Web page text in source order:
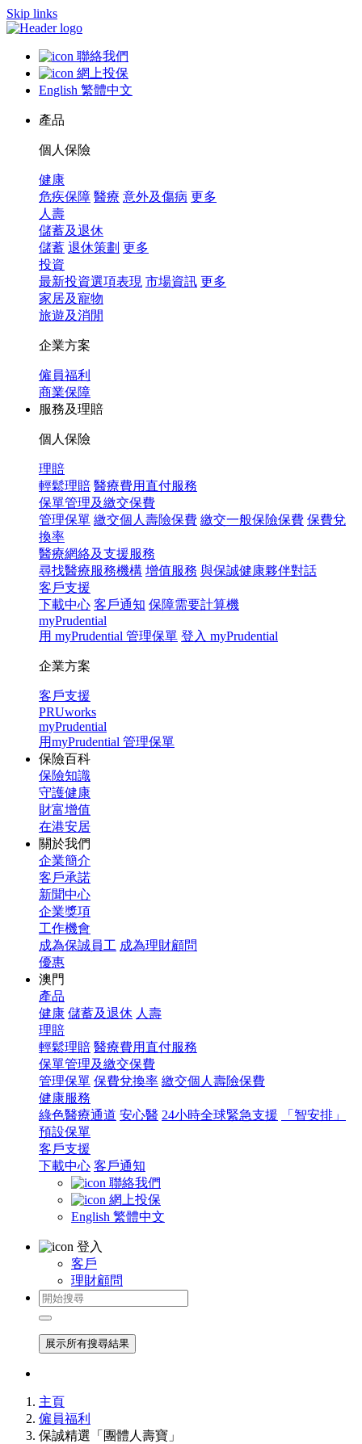
Skip links
聯絡我們
網上投保
English 繁體中文
產品
個人保險
健康
危疾保障 醫療 意外及傷病 更多
人壽
儲蓄及退休
儲蓄 退休策劃 更多
投資
最新投資選項表現 市場資訊 更多
家居及寵物
旅遊及消閒
企業方案
僱員福利
商業保障
服務及理賠
個人保險
理賠
輕鬆理賠 醫療費用直付服務
保單管理及繳交保費
管理保單 繳交個人壽險保費 繳交一般保險保費 保費兌
換率
醫療網絡及支援服務
尋找醫療服務機構 增值服務 與保誠健康夥伴對話
客戶支援
下載中心 客戶通知 保障需要計算機
myPrudential
用 myPrudential 管理保單 登入 myPrudential
企業方案
客戶支援
PRUworks
myPrudential
用myPrudential 管理保單
保險百科
保險知識
守護健康
財富增值
在港安居
關於我們
企業簡介
客戶承諾
新聞中心
企業獎項
工作機會
成為保誠員工 成為理財顧問
優惠
澳門
產品
健康 儲蓄及退休 人壽
理賠
輕鬆理賠 醫療費用直付服務
保單管理及繳交保費
管理保單 保費兌換率 繳交個人壽險保費
健康服務
綠色醫療通道 安心醫 24小時全球緊急支援
「智安排」
預設保單
客戶支援
下載中心 客戶通知
聯絡我們
網上投保
English 繁體中文
登入
客戶
理財顧問
展示所有搜尋結果
主頁
僱員福利
保誠精選「團體人壽寶」